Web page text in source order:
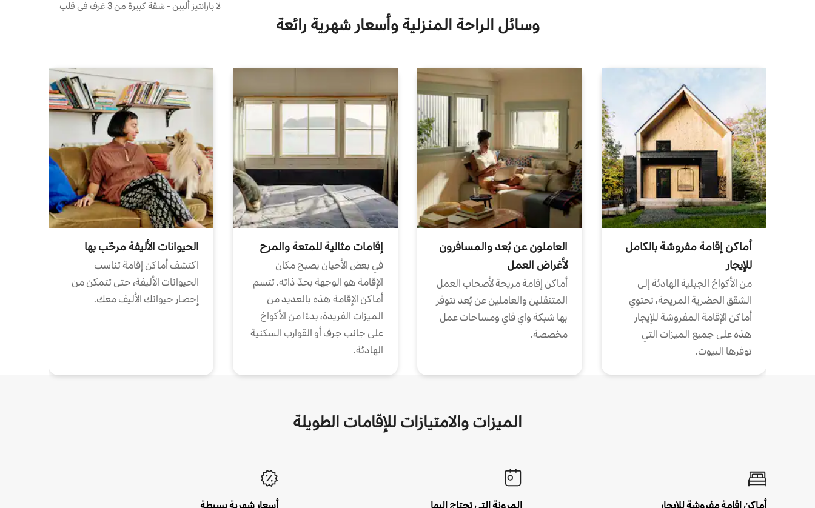
لا بارانتيز ألبين - شقة كبيرة من 3 غرف في قلب
وسائل الراحة المنزلية وأسعار شهرية رائعة
أماكن إقامة مفروشة بالكامل
للإيجار
من الأكواخ الجبلية الهادئة إلى
الشقق الحضرية المريحة، تحتوي
أماكن الإقامة المفروشة للإيجار
هذه على جميع الميزات التي
توفرها البيوت.
العاملون عن بُعد والمسافرون
لأغراض العمل
أماكن إقامة مريحة لأصحاب العمل
المتنقلين والعاملين عن بُعد تتوفر
بها شبكة واي فاي ومساحات عمل
مخصصة.
إقامات مثالية للمتعة والمرح
في بعض الأحيان يصبح مكان
الإقامة هو الوجهة بحدّ ذاته. تتسم
أماكن الإقامة هذه بالعديد من
الميزات الفريدة، بدءًا من الأكواخ
على جانب جرف أو القوارب السكنية
الهادئة.
الحيوانات الأليفة مرحّب بها
اكتشف أماكن إقامة تناسب
الحيوانات الأليفة، حتى تتمكن من
إحضار حيوانك الأليف معك.
الميزات والامتيازات للإقامات الطويلة
أماكن إقامة مفروشة للإيجار
المرونة التي تحتاج إليها
أسعار شهرية بسيطة